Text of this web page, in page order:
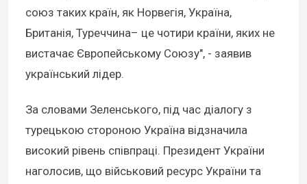
союз таких країн, як Норвегія, Україна,
Британія, Туреччина– це чотири країни, яких не
вистачає Європейському Союзу", - заявив
український лідер.
За словами Зеленського, під час діалогу з
турецькою стороною Україна відзначила
високий рівень співпраці. Президент України
наголосив, що військовий ресурс України та